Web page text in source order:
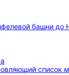
башни до
список